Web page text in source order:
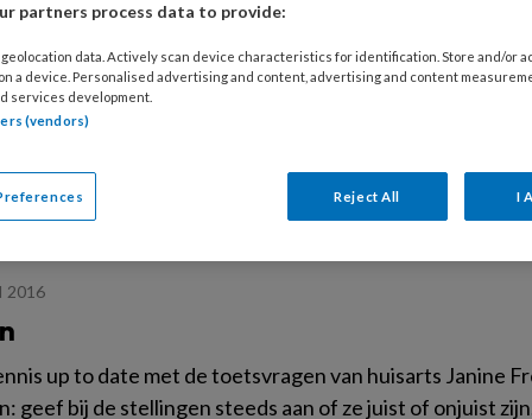
zijn als juist/onjuist geformuleerd. 1 Juist 2 Juist
kunnen zowel cerumen (oorsmeer), een
2016
up to date met de toetsvragen van huisarts Janine
geef bij de stellingen steeds aan of ze juist of onjuist
partners process data to provide:
data. Actively scan device characteristics for identification. Store and/or
a device. Personalised advertising and content, advertising and content
services development.
(vendors)
Reject All I